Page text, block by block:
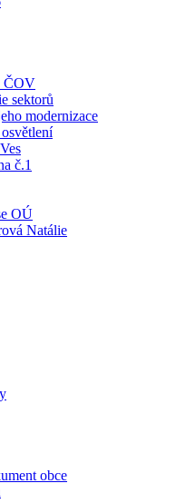
ČOV
sektorů
modernizace
č.1
OÚ
Natálie
obce